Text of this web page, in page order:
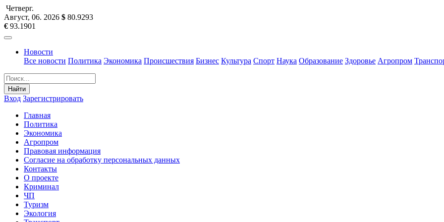
Четверг.
Август, 06. 2026 $ 80.9293
€ 93.1901
Новости
Все новости Политика Экономика Происшествия Бизнес Культура Спорт Наука Образование Здоровье Агропром
Найти
Вход Зарегистрировать
Главная
Политика
Экономика
Агропром
Правовая информация
Согласие на обработку персональных данных
Контакты
О проекте
Криминал
ЧП
Туризм
Экология